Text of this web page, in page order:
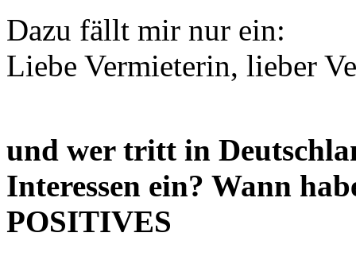
Dazu fällt mir nur ein:
Liebe Vermieterin, lieber
und wer tritt in
Interessen ein? Wann
POSITIVES